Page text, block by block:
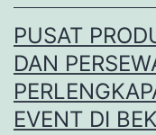
PUSAT
DAN
EVENT DI